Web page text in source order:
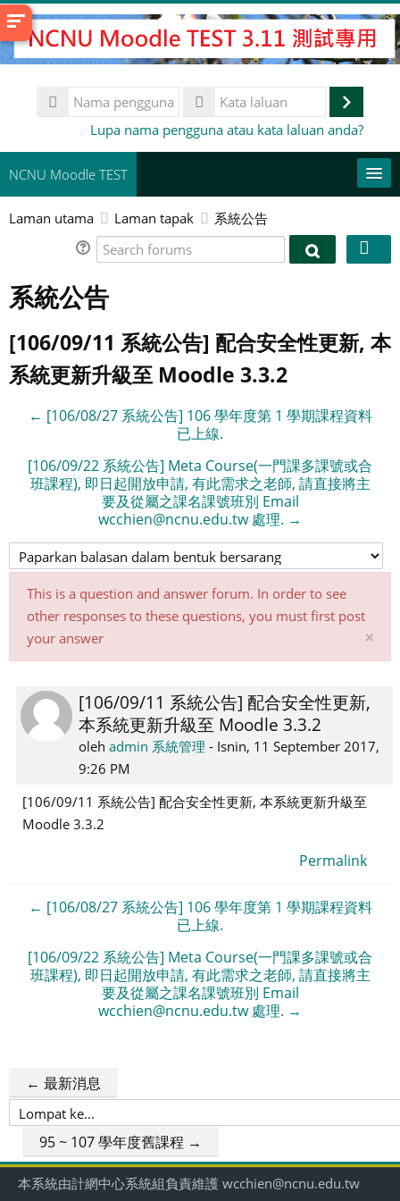
Langkau
ke
kandungan
Nama
pengguna
Log
Lupa nama pengguna atau kata laluan anda?
NCNU Moodle TEST
常用連結
Bahasa Melayu ‎(ms)‎
Laman utama Laman tapak 系統公告
Search
Search
系統公告
[106/09/11 系統公告] 配合安全性更新, 本
系統更新升級至 Moodle 3.3.2
← [106/08/27 系統公告] 106 學年度第 1 學期課程資料
已上線.
[106/09/22 系統公告] Meta Course(一門課多課號或合
班課程), 即日起開放申請, 有此需求之老師, 請直接將主
要及從屬之課名課號班別 Email
wcchien@ncnu.edu.tw 處理. →
This is a question and answer forum. In order to see
other responses to these questions, you must first post
your answer
×
[106/09/11 系統公告] 配合安全性更新,
本系統更新升級至 Moodle 3.3.2
oleh admin 系統管理 - Isnin, 11 September 2017,
9:26 PM
Number
of
replies:
0
[106/09/11 系統公告] 配合安全性更新, 本系統更新升級至
Moodle 3.3.2
Permalink
← [106/08/27 系統公告] 106 學年度第 1 學期課程資料
已上線.
[106/09/22 系統公告] Meta Course(一門課多課號或合
班課程), 即日起開放申請, 有此需求之老師, 請直接將主
要及從屬之課名課號班別 Email
wcchien@ncnu.edu.tw 處理. →
← 最新消息
Lompat
95 ~ 107 學年度舊課程 →
本系統由計網中心系統組負責維護 wcchien@ncnu.edu.tw